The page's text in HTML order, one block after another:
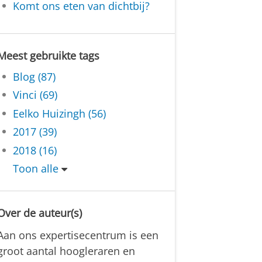
Komt ons eten van dichtbij?
gebruikte tags
Blog (87)
Vinci (69)
Eelko Huizingh (56)
2017 (39)
2018 (16)
Toon alle
de auteur(s)
ons expertisecentrum is een
aantal hoogleraren en